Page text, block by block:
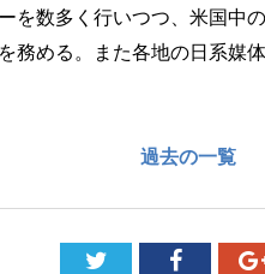
を数多く行いつつ、米国中
務める。また各地の日系媒
過去の一覧
Twitter